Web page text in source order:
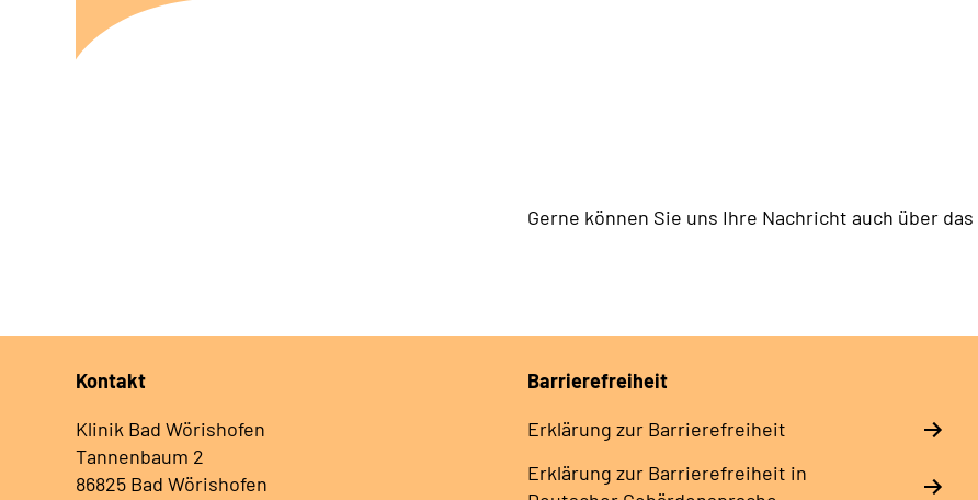
Gerne können Sie uns Ihre Nachricht auch über das
Kontakt
Klinik Bad Wörishofen
Tannenbaum 2
86825 Bad Wörishofen
Barrierefreiheit
Erklärung zur Barrierefreiheit
Erklärung zur Barrierefreiheit in